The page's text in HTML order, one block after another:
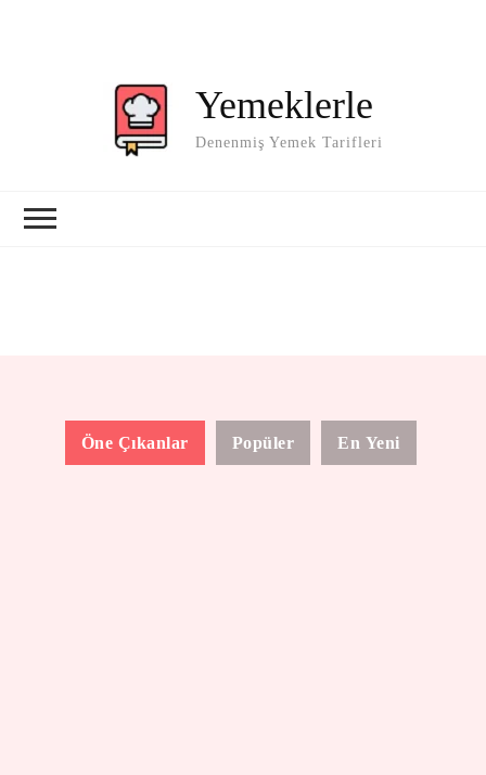
Yemeklerle
Denenmiş Yemek Tarifleri
Öne Çıkanlar Popüler En Yeni